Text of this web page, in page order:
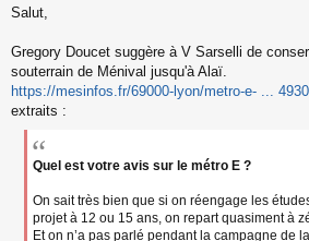
u
e
s
g
e
n
o
Salut,
Gregory Doucet suggère à V Sarselli de
souterrain de Ménival jusqu'à Alaï.
https://mesinfos.fr/69000-lyon/metro-e- ...
extraits :
Quel est votre avis sur le métro E ?
On sait très bien que si on réengage les
projet à 12 ou 15 ans, on repart quasiment à
Et on n’a pas parlé pendant la campagne de